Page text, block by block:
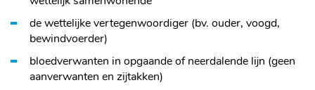
de wettelijke vertegenwoordiger (bv. ouder, voogd,
bewindvoerder)
bloedverwanten in opgaande of neerdalende lijn (geen
aanverwanten en zijtakken)